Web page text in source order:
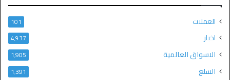
العملات 101
اخبار 4٬937
الاسواق العالمية 1٬905
السلع 1٬391